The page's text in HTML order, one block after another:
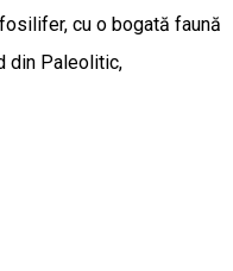
cu o bogată faună
din Paleolitic,